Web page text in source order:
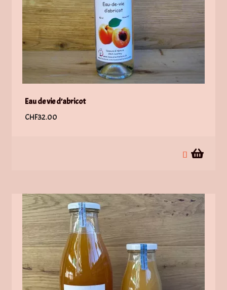
Eau de vie d’abricot
CHF32.00